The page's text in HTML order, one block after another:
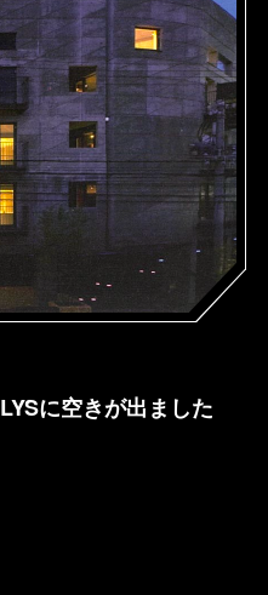
に空きが出ました